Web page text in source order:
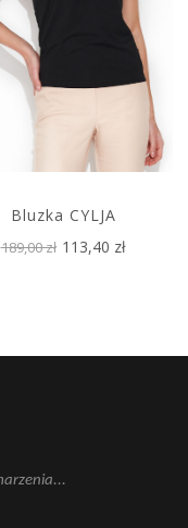
Bluzka CYLJA
189,00 zł 113,40 zł